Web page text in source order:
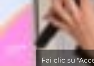
Fai clic su